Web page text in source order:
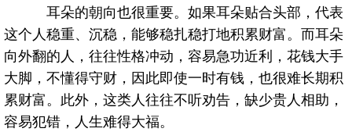
耳朵的朝向也很重要。如果耳朵贴合头部，代表
这个人稳重、沉稳，能够稳扎稳打地积累财富。而耳朵
向外翻的人，往往性格冲动，容易急功近利，花钱大手
大脚，不懂得守财，因此即使一时有钱，也很难长期积
累财富。此外，这类人往往不听劝告，缺少贵人相助，
容易犯错，人生难得大福。